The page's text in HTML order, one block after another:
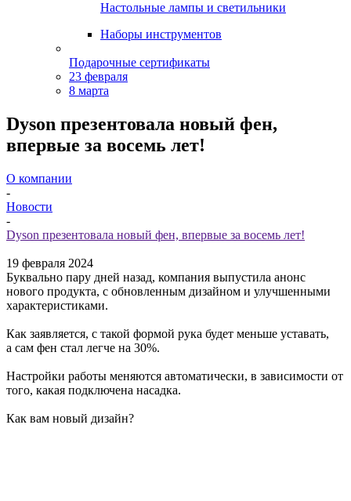
Настольные лампы и светильники
Наборы инструментов
Подарочные сертификаты
23 февраля
8 марта
Dyson презентовала новый фен,
впервые за восемь лет!
О компании
-
Новости
-
Dyson презентовала новый фен, впервые за восемь лет!
19 февраля 2024
Буквально пару дней назад, компания выпустила анонс
нового продукта, с обновленным дизайном и улучшенными
характеристиками.
Как заявляется, с такой формой рука будет меньше уставать,
а сам фен стал легче на 30%.
Настройки работы меняются автоматически, в зависимости от
того, какая подключена насадка.
Как вам новый дизайн?